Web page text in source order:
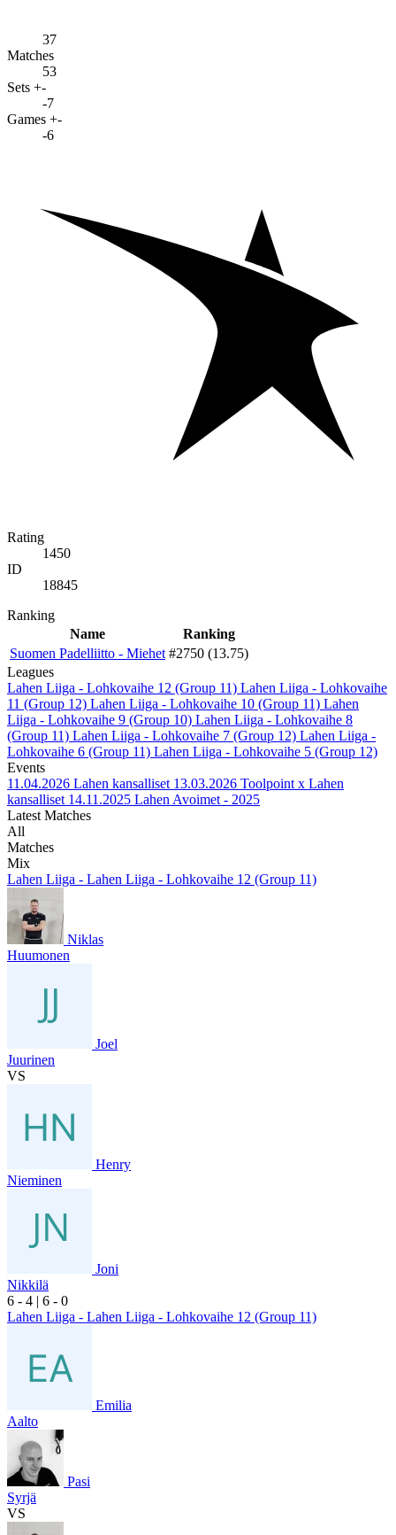
37
Matches
53
Sets +-
-7
Games +-
-6
Rating
1450
ID
18845
Ranking
Name
Ranking
Suomen Padelliitto - Miehet #2750 (13.75)
Leagues
Lahen Liiga - Lohkovaihe 12 (Group 11) Lahen Liiga - Lohkovaihe
11 (Group 12) Lahen Liiga - Lohkovaihe 10 (Group 11) Lahen
Liiga - Lohkovaihe 9 (Group 10) Lahen Liiga - Lohkovaihe 8
(Group 11) Lahen Liiga - Lohkovaihe 7 (Group 12) Lahen Liiga -
Lohkovaihe 6 (Group 11) Lahen Liiga - Lohkovaihe 5 (Group 12)
Events
11.04.2026 Lahen kansalliset 13.03.2026 Toolpoint x Lahen
kansalliset 14.11.2025 Lahen Avoimet - 2025
Latest Matches
All
Matches
Mix
Lahen Liiga - Lahen Liiga - Lohkovaihe 12 (Group 11)
Niklas
Huumonen
Joel
Juurinen
VS
Henry
Nieminen
Joni
Nikkilä
6 - 4 | 6 - 0
Lahen Liiga - Lahen Liiga - Lohkovaihe 12 (Group 11)
Emilia
Aalto
Pasi
Syrjä
VS